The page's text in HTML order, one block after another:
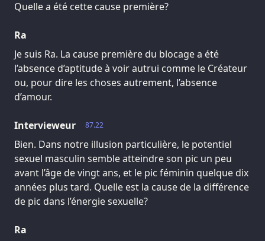
Quelle a été cette cause première?
Ra
Je suis Ra. La cause première du blocage a été
l’absence d’aptitude à voir autrui comme le Créateur
ou, pour dire les choses autrement, l’absence
d’amour.
87.22
Intervieweur
Bien. Dans notre illusion particulière, le potentiel
sexuel masculin semble atteindre son pic un peu
avant l’âge de vingt ans, et le pic féminin quelque dix
années plus tard. Quelle est la cause de la différence
de pic dans l’énergie sexuelle?
Ra